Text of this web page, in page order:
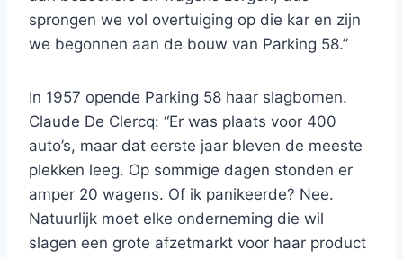
sprongen we vol overtuiging op die kar en zijn
we begonnen aan de bouw van Parking 58.”
In 1957 opende Parking 58 haar slagbomen.
Claude De Clercq: “Er was plaats voor 400
auto’s, maar dat eerste jaar bleven de meeste
plekken leeg. Op sommige dagen stonden er
amper 20 wagens. Of ik panikeerde? Nee.
Natuurlijk moet elke onderneming die wil
slagen een grote afzetmarkt voor haar product